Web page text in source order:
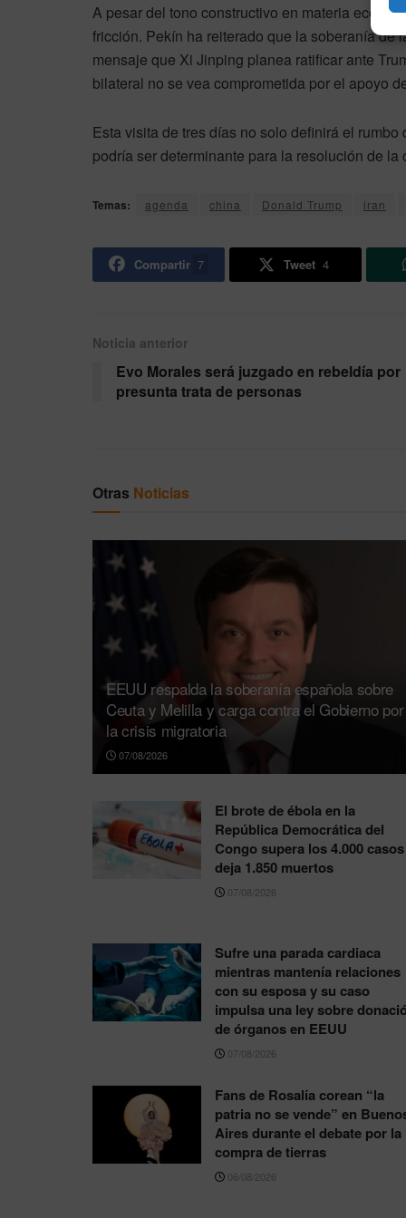
A pesar del tono constructivo en materia
fricción. Pekín ha reiterado que la soberanía de
mensaje que Xi Jinping planea ratificar ante
bilateral no se vea comprometida por el apoyo
Esta visita de tres días no solo definirá el
podría ser determinante para la resolución de
Temas: agenda china Donald Trump iran
Compartir 7 Tweet 4
Noticia anterior
Evo Morales será juzgado en rebeldía por
presunta trata de personas
Otras Noticias
EEUU respalda la soberanía española sobre
Ceuta y Melilla y carga contra el Gobierno por
la crisis migratoria
07/08/2026
El brote de ébola en la
República Democrática del
Congo supera los 4.000
deja 1.850 muertos
07/08/2026
Sufre una parada cardiaca
mientras mantenía relaciones
con su esposa y su caso
impulsa una ley sobre
de órganos en EEUU
07/08/2026
Fans de Rosalía corean “la
patria no se vende” en
Aires durante el debate por la
compra de tierras
06/08/2026